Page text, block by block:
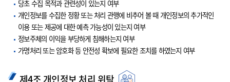
당초 수집 목적과 관련성이 있는지 여부
개인정보를 수집한 정황 또는 처리 관행에 비추어 볼 때 개인정보의 추가적인
이용 또는 제공에 대한 예측 가능성이 있는지 여부
정보주체의 이익을 부당하게 침해하는지 여부
가명처리 또는 암호화 등 안전성 확보에 필요한 조치를 하였는지 여부